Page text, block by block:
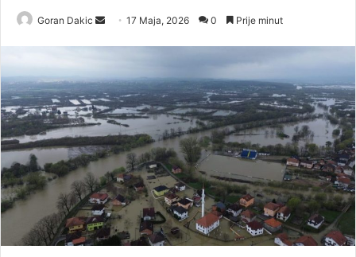
Goran Dakic
d
a
n
e
m
a
i
l
17 Maja, 2026 0 Prije minut